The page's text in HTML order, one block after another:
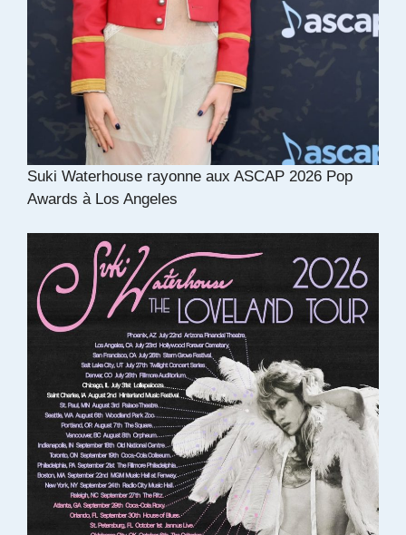
Suki Waterhouse rayonne aux ASCAP 2026 Pop
Awards à Los Angeles